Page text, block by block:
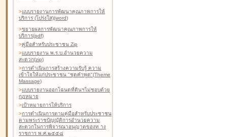
>แบบรายงานการพัฒนาคุณภาพการให้
บริการ (โปร่งใส)(word)
>ขยายผลการพัฒนาคุณภาพการให้
บริการ(pdf)
>คู่มือสำหรับประชาชน Zip
>แบบรายงาน พ.ร.บ.อำนวยความ
สะดวก(zip)
>การดำเนินการสร้างความรับรู้ ความ
เข้าใจให้แก่ประชาชน "ชุดคำพูด"(Theme
Massage)
>แบบรายงานออกโฉนดที่ดินฯไม่ชอบด้วย
กฎหมาย
>เป้าหมายการให้บริการ
>การดำเนินการตามคู่มือสำหรับประชาชน
ตามพระราชบัญญัติการอำนวยความ
สะดวกในการพิจารณาอนุญาตของท าง
ราชการ พ.ศ.๒๕๕๘